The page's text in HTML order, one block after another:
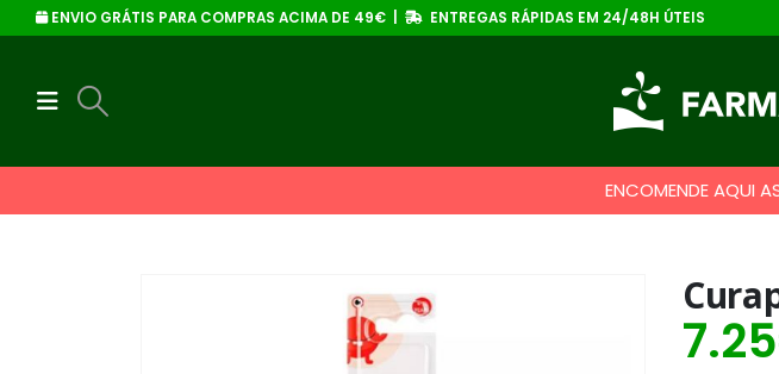
ENVIO GRÁTIS PARA COMPRAS ACIMA DE 49€ | ENTREGAS RÁPIDAS EM 24/48H ÚTEIS
ENCOMENDE AQUI
7.25